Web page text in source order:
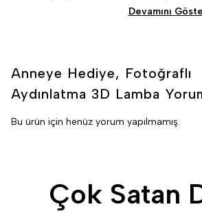
Devamını
Anneye Hediye, Fotoğraflı
Aydınlatma 3D Lamba
Bu ürün için henüz yorum yapılmamış.
Çok Satan